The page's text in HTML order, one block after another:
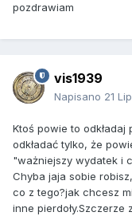
pozdrawiam
vis1939
Napisano 21
Ktoś powie to odkładaj
odkładać tylko, że
"ważniejszy wydatek i
Chyba jaja sobie
co z tego?jak chcesz
inne pierdoły.Szczerze